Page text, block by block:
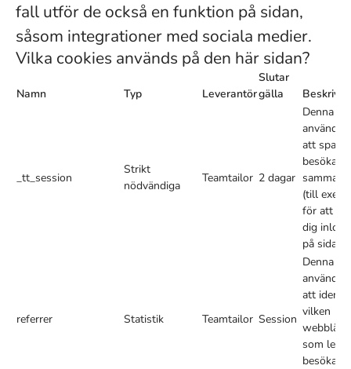
fall utför de också en funktion på sidan,
såsom integrationer med sociala medier.
Vilka cookies används på den här sidan?
Namn Typ Leverantör
Slutar
gälla
_tt_session
Strikt
nödvändiga
Teamtailor 2 dagar
Denna
används
att spara
besökares
(till
för att
dig
på sidan).
referrer Statistik Teamtailor Session
Denna
används
att
vilken
webblänk
som leder